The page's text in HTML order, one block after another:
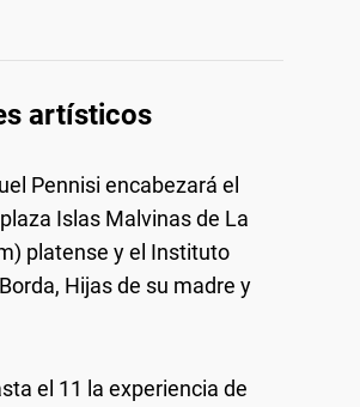
artísticos
Pennisi encabezará el
Islas Malvinas de La
platense y el Instituto
Hijas de su madre y
el 11 la experiencia de